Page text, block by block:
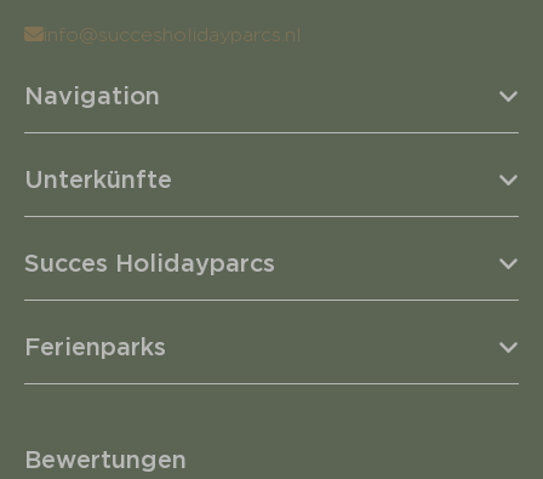
info@succesholidayparcs.nl
Navigation
Unterkünfte
Succes Holidayparcs
Ferienparks
Bewertungen